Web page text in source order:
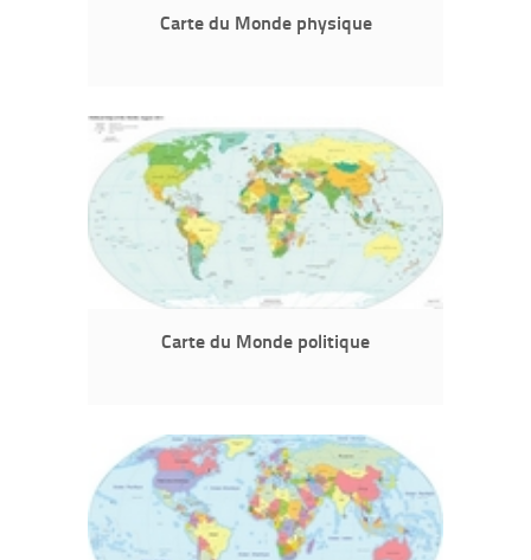
Carte du Monde physique
Carte du Monde politique